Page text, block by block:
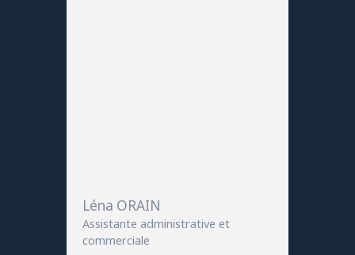
Léna ORAIN
Assistante administrative et
commerciale